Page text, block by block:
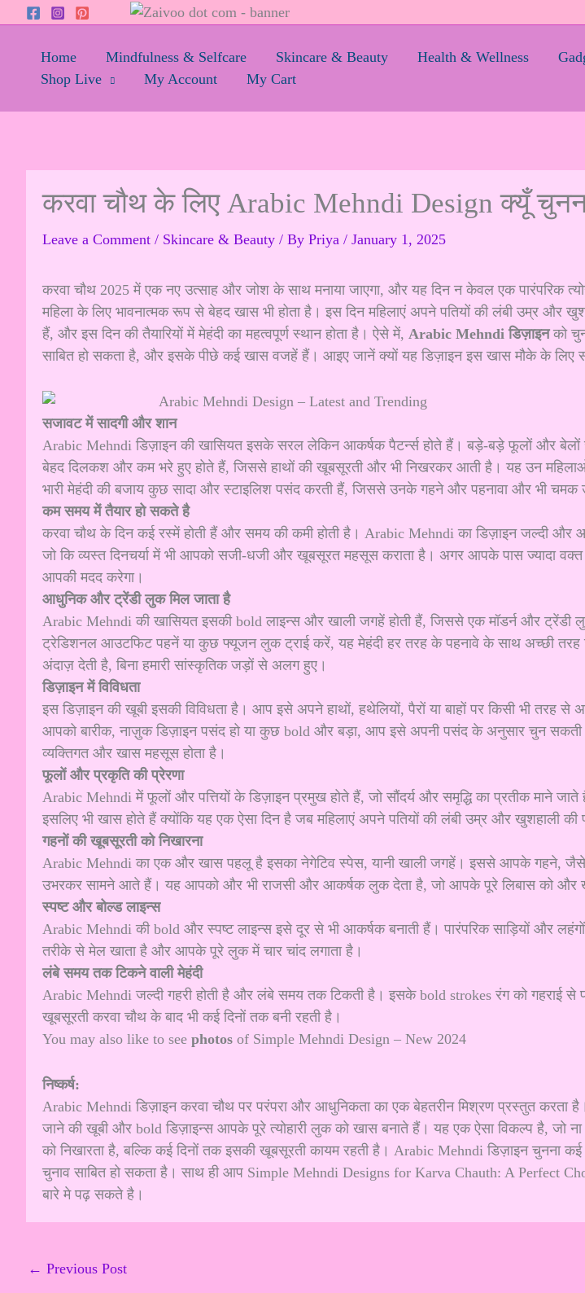
contentHome Mindfulness & Selfcare Skincare & Beauty Health & Wellness
Shop Live
My Account My Cart
करवा चौथ के लिए Arabic Mehndi Design क्यूँ
Leave a Comment / Skincare & Beauty / By Priya / January 1, 2025
करवा चौथ 2025 में एक नए उत्साह और जोश के साथ मनाया जाएगा, और यह दिन न केवल एक पारंपरिक
महिला के लिए भावनात्मक रूप से बेहद खास भी होता है। इस दिन महिलाएं अपने पतियों की लंबी उम्र और
हैं, और इस दिन की तैयारियों में मेहंदी का महत्वपूर्ण स्थान होता है। ऐसे में, Arabic Mehndi डिज़ाइन को
साबित हो सकता है, और इसके पीछे कई खास वजहें हैं। आइए जानें क्यों यह डिज़ाइन इस खास मौके के लिए
सजावट में सादगी और शान
Arabic Mehndi डिज़ाइन की खासियत इसके सरल लेकिन आकर्षक पैटर्न्स होते हैं। बड़े-बड़े फूलों और बेलों
बेहद दिलकश और कम भरे हुए होते हैं, जिससे हाथों की खूबसूरती और भी निखरकर आती है। यह उन
भारी मेहंदी की बजाय कुछ सादा और स्टाइलिश पसंद करती हैं, जिससे उनके गहने और पहनावा और भी चमक
कम समय में तैयार हो सकते है
करवा चौथ के दिन कई रस्में होती हैं और समय की कमी होती है। Arabic Mehndi का डिज़ाइन जल्दी और
जो कि व्यस्त दिनचर्या में भी आपको सजी-धजी और खूबसूरत महसूस कराता है। अगर आपके पास ज्यादा वक्त
आपकी मदद करेगा।
आधुनिक और ट्रेंडी लुक मिल जाता है
Arabic Mehndi की खासियत इसकी bold लाइन्स और खाली जगहें होती हैं, जिससे एक मॉडर्न और ट्रेंडी
ट्रेडिशनल आउटफिट पहनें या कुछ फ्यूजन लुक ट्राई करें, यह मेहंदी हर तरह के पहनावे के साथ अच्छी
अंदाज़ देती है, बिना हमारी सांस्कृतिक जड़ों से अलग हुए।
डिज़ाइन में विविधता
इस डिज़ाइन की खूबी इसकी विविधता है। आप इसे अपने हाथों, हथेलियों, पैरों या बाहों पर किसी भी तरह
आपको बारीक, नाज़ुक डिज़ाइन पसंद हो या कुछ bold और बड़ा, आप इसे अपनी पसंद के अनुसार चुन
व्यक्तिगत और खास महसूस होता है।
फूलों और प्रकृति की प्रेरणा
Arabic Mehndi में फूलों और पत्तियों के डिज़ाइन प्रमुख होते हैं, जो सौंदर्य और समृद्धि का प्रतीक माने
इसलिए भी खास होते हैं क्योंकि यह एक ऐसा दिन है जब महिलाएं अपने पतियों की लंबी उम्र और खुशहाली की
गहनों की खूबसूरती को निखारना
Arabic Mehndi का एक और खास पहलू है इसका नेगेटिव स्पेस, यानी खाली जगहें। इससे आपके गहने, जैसे
उभरकर सामने आते हैं। यह आपको और भी राजसी और आकर्षक लुक देता है, जो आपके पूरे लिबास को और
स्पष्ट और बोल्ड लाइन्स
Arabic Mehndi की bold और स्पष्ट लाइन्स इसे दूर से भी आकर्षक बनाती हैं। पारंपरिक साड़ियों और
तरीके से मेल खाता है और आपके पूरे लुक में चार चांद लगाता है।
लंबे समय तक टिकने वाली मेहंदी
Arabic Mehndi जल्दी गहरी होती है और लंबे समय तक टिकती है। इसके bold strokes रंग को गहराई
खूबसूरती करवा चौथ के बाद भी कई दिनों तक बनी रहती है।
You may also like to see photos of Simple Mehndi Design – New 2024
निष्कर्ष:
Arabic Mehndi डिज़ाइन करवा चौथ पर परंपरा और आधुनिकता का एक बेहतरीन मिश्रण प्रस्तुत करता
जाने की खूबी और bold डिज़ाइन्स आपके पूरे त्योहारी लुक को खास बनाते हैं। यह एक ऐसा विकल्प है, जो
को निखारता है, बल्कि कई दिनों तक इसकी खूबसूरती कायम रहती है। Arabic Mehndi डिज़ाइनचुनना कई
चुनाव साबित हो सकता है। साथ ही आप Simple Mehndi Designs for Karva Chauth: A Perfect
बारे मे पढ़ सकते है।
← Previous Post